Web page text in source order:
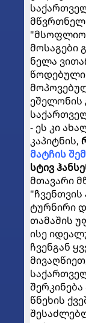
მოსაგები
ნელა
ეშელონის
- ეს კი
კაპიტნის,
მატჩის
სტივ
მთავარი
ტურნირი
თამაშის
ისე
ჩვენგან
წნეხის